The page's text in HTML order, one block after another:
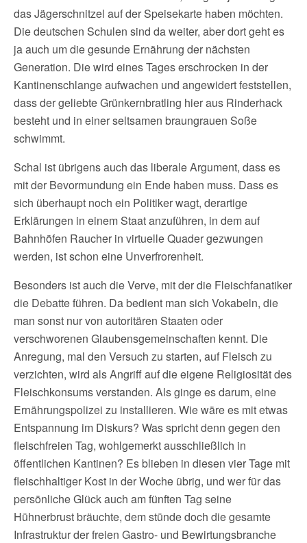
das Jägerschnitzel auf der Speisekarte haben möchten.
Die deutschen Schulen sind da weiter, aber dort geht es
ja auch um die gesunde Ernährung der nächsten
Generation. Die wird eines Tages erschrocken in der
Kantinenschlange aufwachen und angewidert feststellen,
dass der geliebte Grünkernbratling hier aus Rinderhack
besteht und in einer seltsamen braungrauen Soße
schwimmt.
Schal ist übrigens auch das liberale Argument, dass es
mit der Bevormundung ein Ende haben muss. Dass es
sich überhaupt noch ein Politiker wagt, derartige
Erklärungen in einem Staat anzuführen, in dem auf
Bahnhöfen Raucher in virtuelle Quader gezwungen
werden, ist schon eine Unverfrorenheit.
Besonders ist auch die Verve, mit der die Fleischfanatiker
die Debatte führen. Da bedient man sich Vokabeln, die
man sonst nur von autoritären Staaten oder
verschworenen Glaubensgemeinschaften kennt. Die
Anregung, mal den Versuch zu starten, auf Fleisch zu
verzichten, wird als Angriff auf die eigene Religiosität des
Fleischkonsums verstanden. Als ginge es darum, eine
Ernährungspolizei zu installieren. Wie wäre es mit etwas
Entspannung im Diskurs? Was spricht denn gegen den
fleischfreien Tag, wohlgemerkt ausschließlich in
öffentlichen Kantinen? Es blieben in diesen vier Tage mit
fleischhaltiger Kost in der Woche übrig, und wer für das
persönliche Glück auch am fünften Tag seine
Hühnerbrust bräuchte, dem stünde doch die gesamte
Infrastruktur der freien Gastro- und Bewirtungsbranche